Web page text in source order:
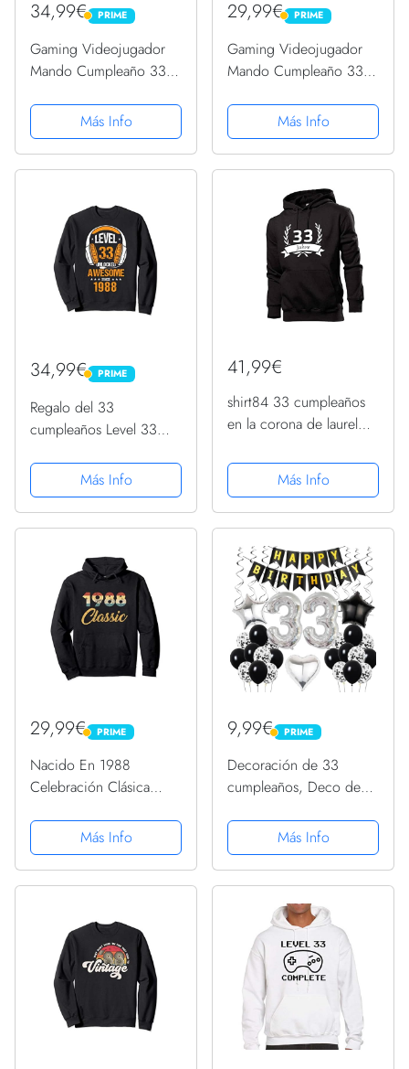
34,99€ PRIME
PRIME
Gaming Videojugador
Mando Cumpleaño 33
Sudadera con Capucha
Más Info
29,99€ PRIME
PRIME
Gaming Videojugador
Mando Cumpleaño 33
SudaderaMás Info
34,99€ PRIME
PRIME
Regalo del 33
cumpleaños Level 33
1988 Sudadera
Más Info
41,99€
shirt84 33 cumpleaños
en la corona de laurel
para hombre, Negro , L
Más Info
29,99€ PRIME
PRIME
Nacido En 1988
Celebración Clásica
Sudadera con Capucha
Más Info
9,99€ PRIME
PRIME
Decoración de 33
cumpleaños, Deco de
hombres, Deco de 33
cumpleaños hombre,
Deco de 33 globos
fiesta de 33...
Más Info